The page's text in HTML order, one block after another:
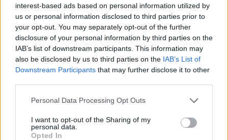
interest-based ads based on personal information utilized by
us or personal information disclosed to third parties prior to
your opt-out. You may separately opt-out of the further
disclosure of your personal information by third parties on the
IAB’s list of downstream participants. This information may
also be disclosed by us to third parties on the IAB’s List of
Downstream Participants that may further disclose it to other
Personal Data Processing Opt Outs
I want to opt-out of the Sharing of my
personal data.
Opted In